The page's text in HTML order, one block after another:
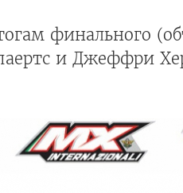
финального
и Джеффри